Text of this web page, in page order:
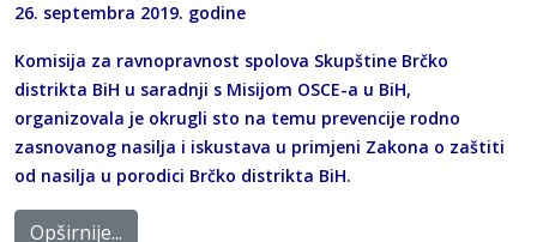
26. septembra 2019. godine
Komisija za ravnopravnost spolova Skupštine Brčko
distrikta BiH u saradnji s Misijom OSCE-a u BiH,
organizovala je okrugli sto na temu prevencije rodno
zasnovanog nasilja i iskustava u primjeni Zakona o zaštiti
od nasilja u porodici Brčko distrikta BiH.
Opširnije...